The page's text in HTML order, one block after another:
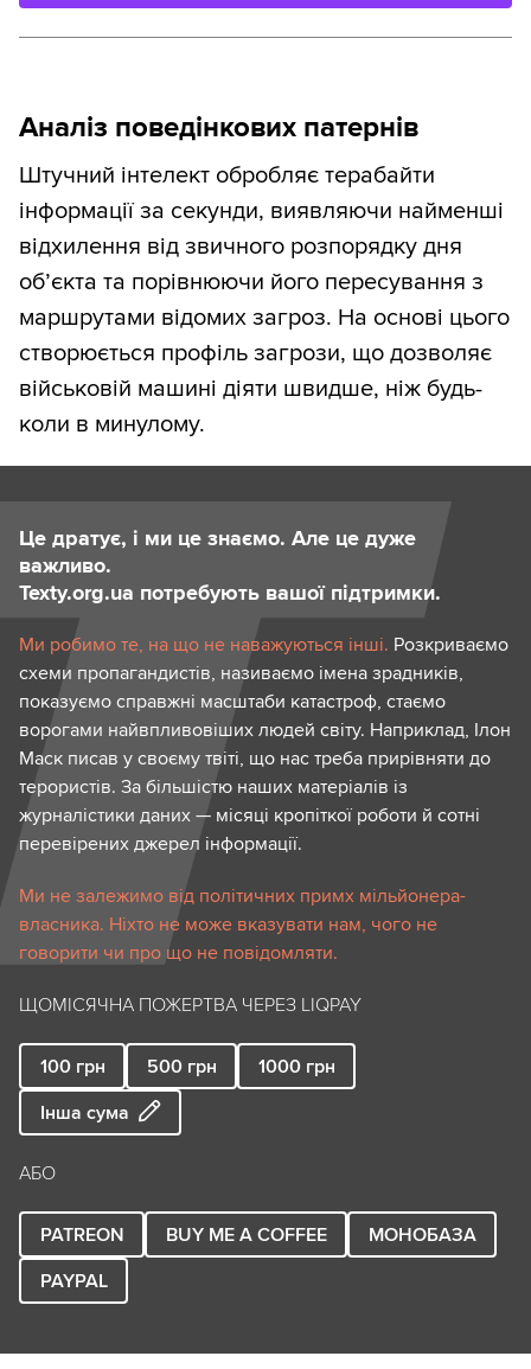
Аналіз поведінкових патернів
Штучний інтелект обробляє терабайти
інформації за секунди, виявляючи найменші
відхилення від звичного розпорядку дня
об’єкта та порівнюючи його пересування з
маршрутами відомих загроз. На основі цього
створюється профіль загрози, що дозволяє
військовій машині діяти швидше, ніж будь-
коли в минулому.
Це дратує, і ми це знаємо. Але це дуже
важливо.
Texty.org.ua потребують вашої підтримки.
Ми робимо те, на що не наважуються інші. Розкриваємо
схеми пропагандистів, називаємо імена зрадників,
показуємо справжні масштаби катастроф, стаємо
ворогами найвпливовіших людей світу. Наприклад, Ілон
Маск писав у своєму твіті, що нас треба прирівняти до
терористів. За більшістю наших матеріалів із
журналістики даних — місяці кропіткої роботи й сотні
перевірених джерел інформації.
Ми не залежимо від політичних примх мільйонера-
власника. Ніхто не може вказувати нам, чого не
говорити чи про що не повідомляти.
ЩОМІСЯЧНА ПОЖЕРТВА ЧЕРЕЗ LIQPAY
100 грн 500 грн 1000 грн
Інша сума
АБО
PATREON BUY ME A COFFEE
МОНОБАЗА
PAYPAL